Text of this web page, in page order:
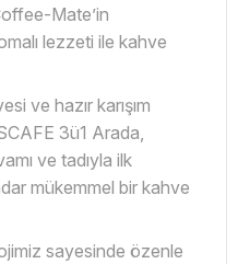
Mate’in
lezzeti ile kahve
ve hazır karışım
3ü1 Arada,
ve tadıyla ilk
mükemmel bir kahve
sayesinde özenle